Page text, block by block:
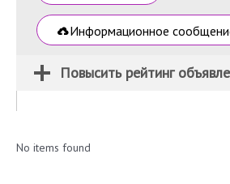
Информационное
Повысить рейтинг
No items found